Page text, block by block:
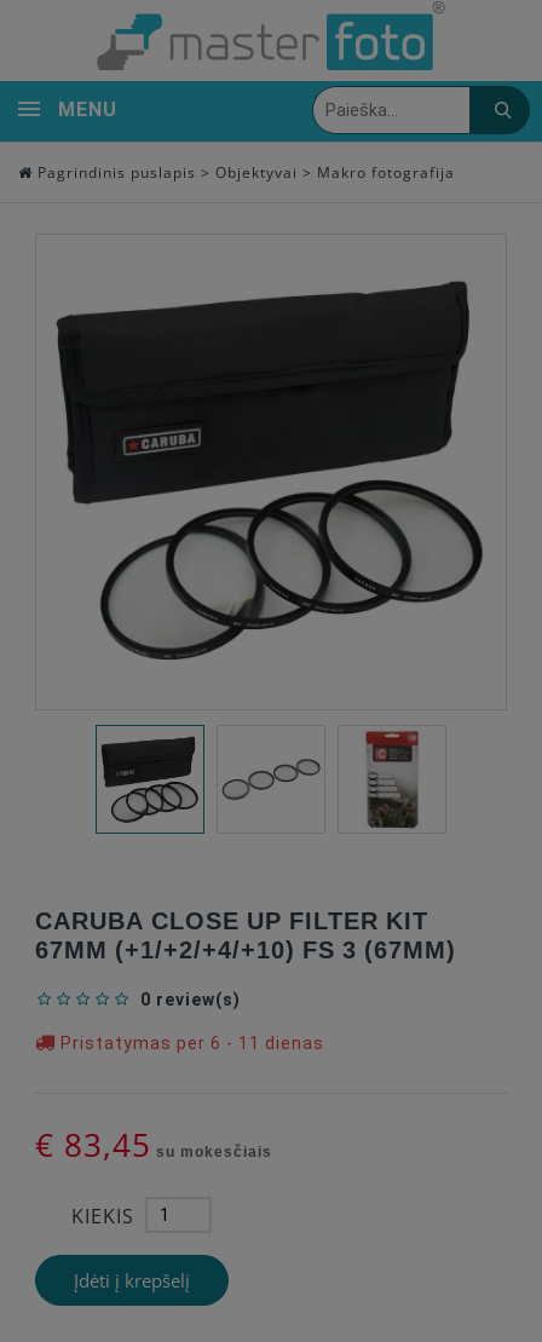
MENU
Pagrindinis puslapis > Objektyvai > Makro fotografija
CARUBA CLOSE UP FILTER KIT
67MM (+1/+2/+4/+10) FS 3 (67MM)
0 review(s)
Pristatymas per 6 - 11 dienas
€ 83,45 su mokesčiais
KIEKIS
Įdėti į krepšelį